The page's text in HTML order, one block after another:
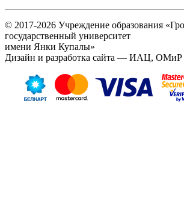
© 2017-2026 Учреждение образования
государственный университет
имени Янки Купалы»
Дизайн и разработка сайта — ИАЦ,